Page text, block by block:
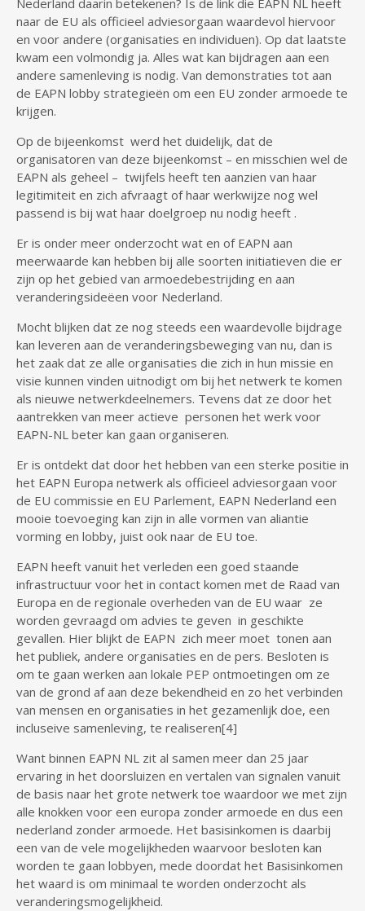
Nederland daarin betekenen? Is de link die EAPN NL heeft
naar de EU als officieel adviesorgaan waardevol hiervoor
en voor andere (organisaties en individuen). Op dat laatste
kwam een volmondig ja. Alles wat kan bijdragen aan een
andere samenleving is nodig. Van demonstraties tot aan
de EAPN lobby strategieën om een EU zonder armoede te
krijgen.
Op de bijeenkomst werd het duidelijk, dat de
organisatoren van deze bijeenkomst – en misschien wel de
EAPN als geheel – twijfels heeft ten aanzien van haar
legitimiteit en zich afvraagt of haar werkwijze nog wel
passend is bij wat haar doelgroep nu nodig heeft .
Er is onder meer onderzocht wat en of EAPN aan
meerwaarde kan hebben bij alle soorten initiatieven die er
zijn op het gebied van armoedebestrijding en aan
veranderingsideëen voor Nederland.
Mocht blijken dat ze nog steeds een waardevolle bijdrage
kan leveren aan de veranderingsbeweging van nu, dan is
het zaak dat ze alle organisaties die zich in hun missie en
visie kunnen vinden uitnodigt om bij het netwerk te komen
als nieuwe netwerkdeelnemers. Tevens dat ze door het
aantrekken van meer actieve personen het werk voor
EAPN-NL beter kan gaan organiseren.
Er is ontdekt dat door het hebben van een sterke positie in
het EAPN Europa netwerk als officieel adviesorgaan voor
de EU commissie en EU Parlement, EAPN Nederland een
mooie toevoeging kan zijn in alle vormen van aliantie
vorming en lobby, juist ook naar de EU toe.
EAPN heeft vanuit het verleden een goed staande
infrastructuur voor het in contact komen met de Raad van
Europa en de regionale overheden van de EU waar ze
worden gevraagd om advies te geven in geschikte
gevallen. Hier blijkt de EAPN zich meer moet tonen aan
het publiek, andere organisaties en de pers. Besloten is
om te gaan werken aan lokale PEP ontmoetingen om ze
van de grond af aan deze bekendheid en zo het verbinden
van mensen en organisaties in het gezamenlijk doe, een
incluseive samenleving, te realiseren[4]
Want binnen EAPN NL zit al samen meer dan 25 jaar
ervaring in het doorsluizen en vertalen van signalen vanuit
de basis naar het grote netwerk toe waardoor we met zijn
alle knokken voor een europa zonder armoede en dus een
nederland zonder armoede. Het basisinkomen is daarbij
een van de vele mogelijkheden waarvoor besloten kan
worden te gaan lobbyen, mede doordat het Basisinkomen
het waard is om minimaal te worden onderzocht als
veranderingsmogelijkheid.